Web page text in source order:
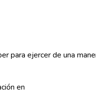
para ejercer de una
en